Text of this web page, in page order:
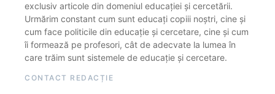
exclusiv articole din domeniul educației și cercetării.
Urmărim constant cum sunt educați copiii noștri, cine și
cum face politicile din educație și cercetare, cine și cum
îi formează pe profesori, cât de adecvate la lumea în
care trăim sunt sistemele de educație și cercetare.
CONTACT REDACȚIE